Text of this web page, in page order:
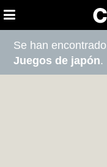
Se han
Juegos de japón.